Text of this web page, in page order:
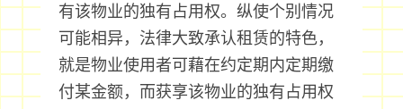
有该物业的独有占用权。纵使个别情况
可能相异，法律大致承认租赁的特色，
就是物业使用者可藉在约定期内定期缴
付某金额，而获享该物业的独有占用权